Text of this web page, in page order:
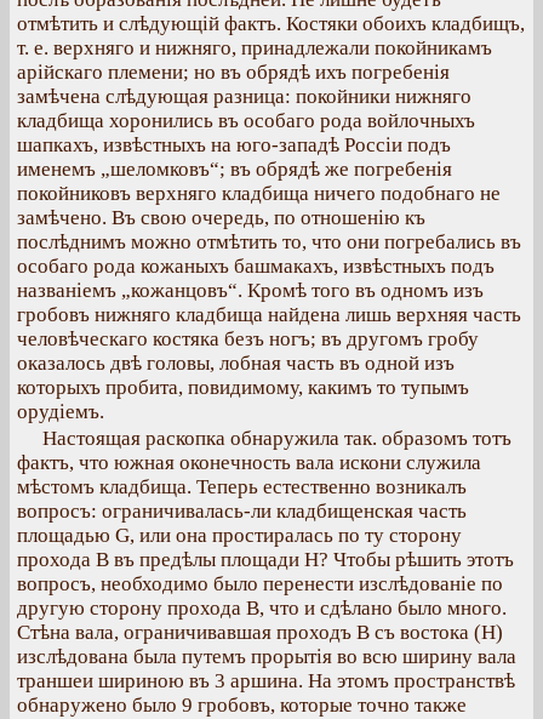
отмѣтить и слѣдующій фактъ. Костяки обоихъ кладбищъ,
т. е. верхняго и нижняго, принадлежали покойникамъ
арійскаго племени; но въ обрядѣ ихъ погребенія
замѣчена слѣдующая разница: покойники нижняго
кладбища хоронились въ особаго рода войлочныхъ
шапкахъ, извѣстныхъ на юго-западѣ Россіи подъ
именемъ „шеломковъ“; въ обрядѣ же погребенія
покойниковъ верхняго кладбища ничего подобнаго не
замѣчено. Въ свою очередь, по отношенію къ
послѣднимъ можно отмѣтить то, что они погребались въ
особаго рода кожаныхъ башмакахъ, извѣстныхъ подъ
названіемъ „кожанцовъ“. Кромѣ того въ одномъ изъ
гробовъ нижняго кладбища найдена лишь верхняя часть
человѣческаго костяка безъ ногъ; въ другомъ гробу
оказалось двѣ головы, лобная часть въ одной изъ
которыхъ пробита, повидимому, какимъ то тупымъ
орудіемъ.
Настоящая раскопка обнаружила так. образомъ тотъ
фактъ, что южная оконечность вала искони служила
мѣстомъ кладбища. Теперь естественно возникалъ
вопросъ: ограничивалась-ли кладбищенская часть
площадью G, или она простиралась по ту сторону
прохода B въ предѣлы площади H? Чтобы рѣшить этотъ
вопросъ, необходимо было перенести изслѣдованіе по
другую сторону прохода B, что и сдѣлано было много.
Стѣна вала, ограничивавшая проходъ B съ востока (H)
изслѣдована была путемъ прорытія во всю ширину вала
траншеи шириною въ 3 аршина. На этомъ пространствѣ
обнаружено было 9 гробовъ, которые точно также